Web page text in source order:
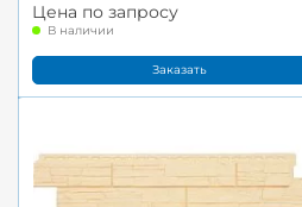
Цена по запросу
В наличии
Заказать